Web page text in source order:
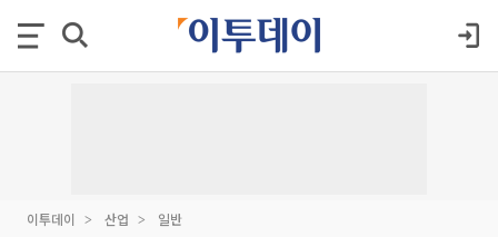
이투데이 산업 일반